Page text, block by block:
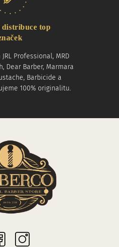
top
Professional, MRD
Dear Barber, Marmara
Barbicide a
100% originalitu.